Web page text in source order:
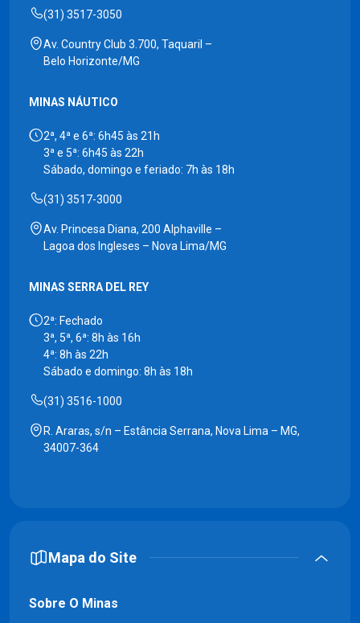
(31) 3517-3050
Av. Country Club 3.700, Taquaril –
Belo Horizonte/MG
MINAS NÁUTICO
2ª, 4ª e 6ª: 6h45 às 21h
3ª e 5ª: 6h45 às 22h
Sábado, domingo e feriado: 7h às 18h
(31) 3517-3000
Av. Princesa Diana, 200 Alphaville –
Lagoa dos Ingleses – Nova Lima/MG
MINAS SERRA DEL REY
2ª: Fechado
3ª, 5ª, 6ª: 8h às 16h
4ª: 8h às 22h
Sábado e domingo: 8h às 18h
(31) 3516-1000
R. Araras, s/n – Estância Serrana, Nova Lima – MG,
34007-364
Mapa do Site
Sobre O Minas